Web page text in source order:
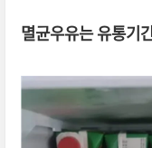
멸균우유는 유통기